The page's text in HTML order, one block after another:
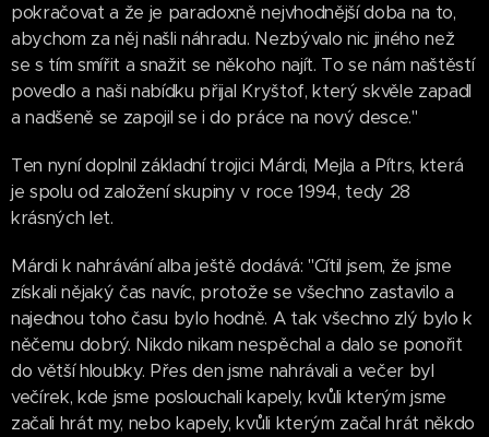
pokračovat a že je paradoxně nejvhodnější doba na to,
abychom za něj našli náhradu. Nezbývalo nic jiného než
se s tím smířit a snažit se někoho najít. To se nám naštěstí
povedlo a naši nabídku přijal Kryštof, který skvěle zapadl
a nadšeně se zapojil se i do práce na nový desce."
Ten nyní doplnil základní trojici Márdi, Mejla a Pítrs, která
je spolu od založení skupiny v roce 1994, tedy 28
krásných let.
Márdi k nahrávání alba ještě dodává: "Cítil jsem, že jsme
získali nějaký čas navíc, protože se všechno zastavilo a
najednou toho času bylo hodně. A tak všechno zlý bylo k
něčemu dobrý. Nikdo nikam nespěchal a dalo se ponořit
do větší hloubky. Přes den jsme nahrávali a večer byl
večírek, kde jsme poslouchali kapely, kvůli kterým jsme
začali hrát my, nebo kapely, kvůli kterým začal hrát někdo